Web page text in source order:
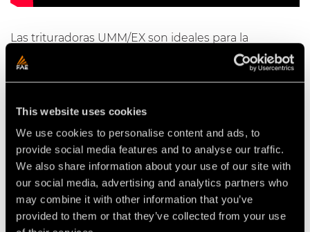
This website uses cookies
We use cookies to personalise content and ads, to
provide social media features and to analyse our traffic.
We also share information about your use of our site with
our social media, advertising and analytics partners who
may combine it with other information that you’ve
provided to them or that they’ve collected from your use
Las trituradoras UMM/EX son ideales para la
trituración de vegetación y de árboles de hasta 40
cm de diámetro y son compatibles con excavadoras
Video Trituradoras para excavadoras